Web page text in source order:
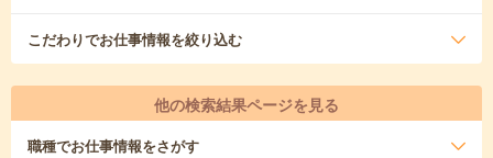
こだわりでお仕事情報を絞り込む
他の検索結果ページを見る
職種でお仕事情報をさがす